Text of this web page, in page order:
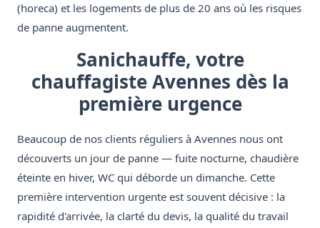
(horeca) et les logements de plus de 20 ans où les risques
de panne augmentent.
Sanichauffe, votre
chauffagiste Avennes dès la
première urgence
Beaucoup de nos clients réguliers à Avennes nous ont
découverts un jour de panne — fuite nocturne, chaudière
éteinte en hiver, WC qui déborde un dimanche. Cette
première intervention urgente est souvent décisive : la
rapidité d'arrivée, la clarté du devis, la qualité du travail